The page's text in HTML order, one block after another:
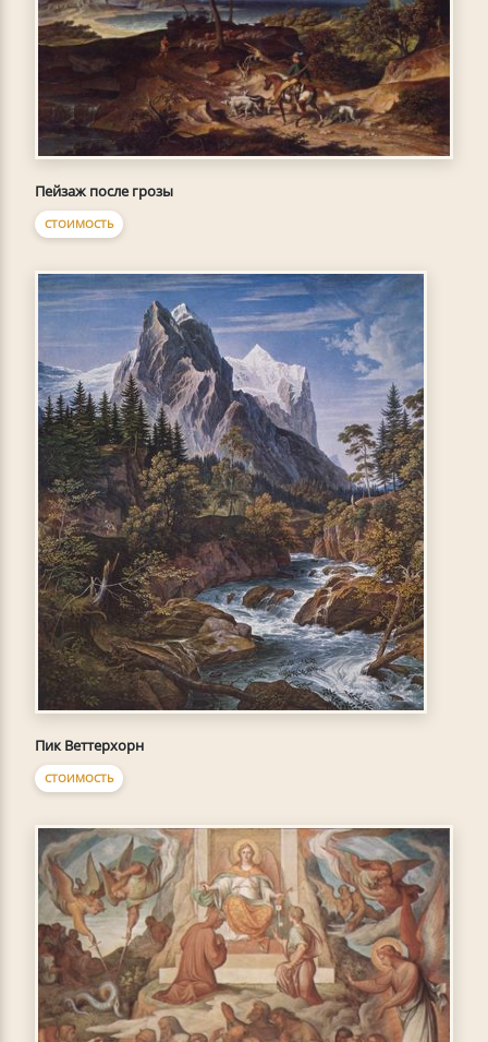
Пейзаж после грозы
СТОИМОСТЬ
Пик Веттерхорн
СТОИМОСТЬ